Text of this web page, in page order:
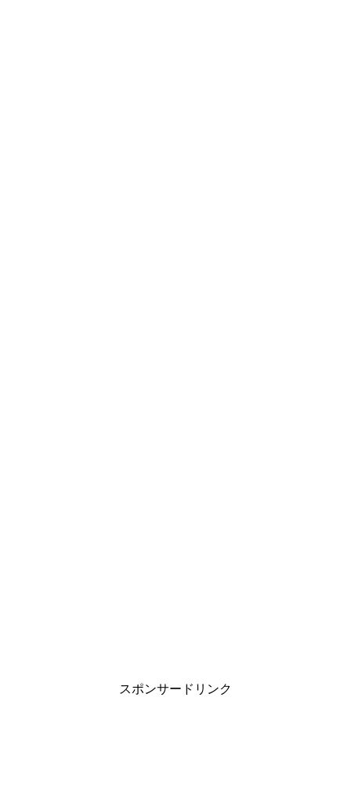
スポンサードリンク